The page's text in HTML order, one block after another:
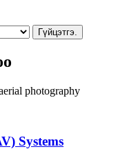
Гүйцэтгэ.
photography
Systems